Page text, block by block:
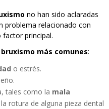
no han sido aclaradas
problema relacionado con
principal.
más comunes:
o estrés.
tales como la mala
rotura de alguna pieza dental